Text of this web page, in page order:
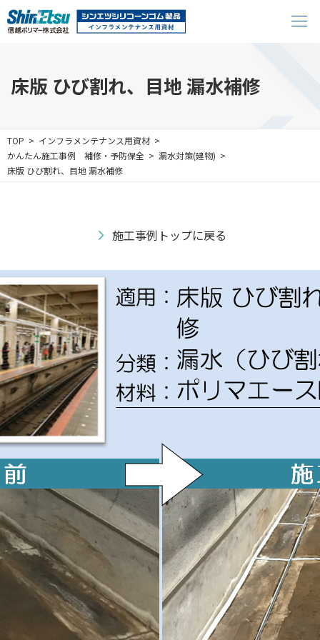
床版 ひび割れ、目地 漏水補修
TOP
インフラメンテナンス用資材
かんたん施工事例 補修・予防保全
漏水対策(建物)
床版 ひび割れ、目地 漏水補修
施工事例トップに戻る